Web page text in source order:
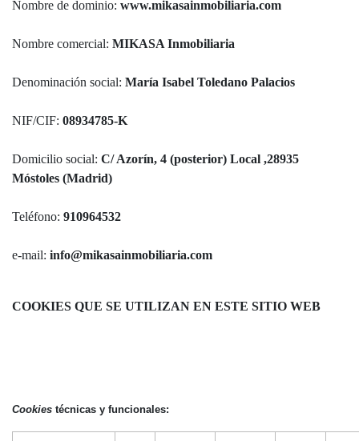
Nombre de dominio: www.mikasainmobiliaria.com
Nombre comercial: MIKASA Inmobiliaria
Denominación social: María Isabel Toledano Palacios
NIF/CIF: 08934785-K
Domicilio social: C/ Azorín, 4 (posterior) Local ,28935
Móstoles (Madrid)
Teléfono: 910964532
e-mail: info@mikasainmobiliaria.com
COOKIES QUE SE UTILIZAN EN ESTE SITIO WEB
Cookies técnicas y funcionales: